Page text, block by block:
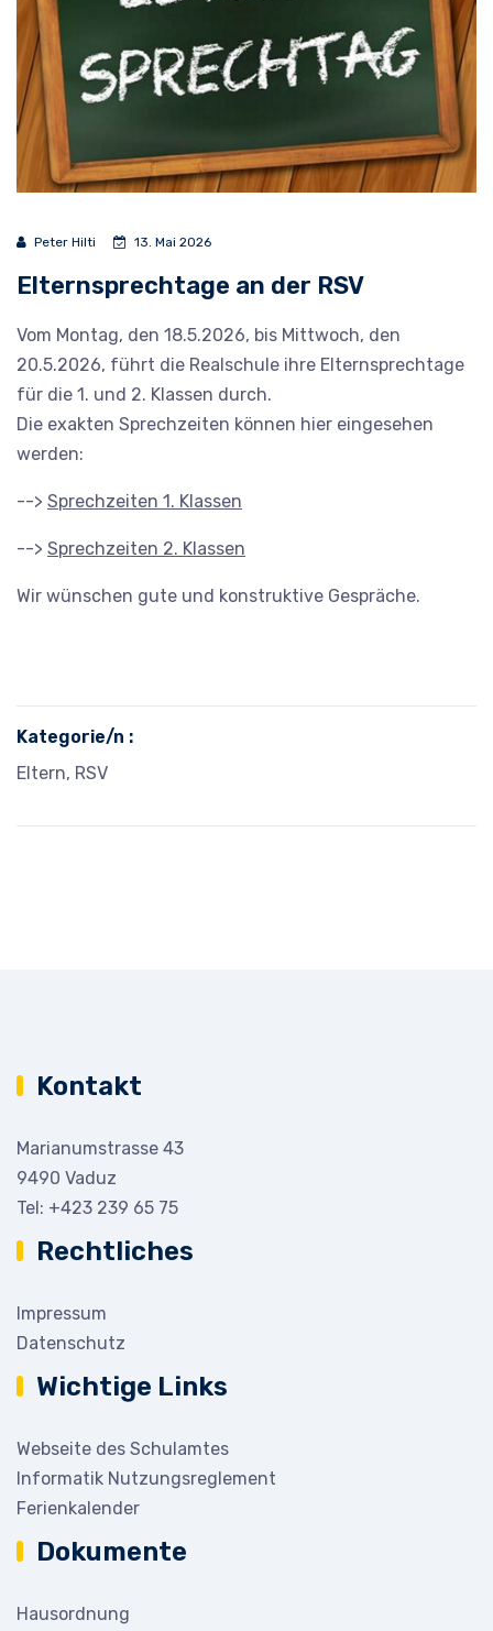
Peter Hilti 13. Mai 2026
Elternsprechtage an der RSV
Vom Montag, den 18.5.2026, bis Mittwoch, den
20.5.2026, führt die Realschule ihre Elternsprechtage
für die 1. und 2. Klassen durch.
Die exakten Sprechzeiten können hier eingesehen
werden:
--> Sprechzeiten 1. Klassen
--> Sprechzeiten 2. Klassen
Wir wünschen gute und konstruktive Gespräche.
Kategorie/n :
Eltern, RSV
Kontakt
Marianumstrasse 43
9490 Vaduz
Tel: +423 239 65 75
Rechtliches
Impressum
Datenschutz
Wichtige Links
Webseite des Schulamtes
Informatik Nutzungsreglement
Ferienkalender
Dokumente
Hausordnung